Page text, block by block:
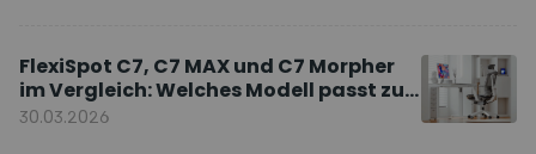
FlexiSpot C7, C7 MAX und C7 Morpher
im Vergleich: Welches Modell passt zu
Ihnen?
30.03.2026